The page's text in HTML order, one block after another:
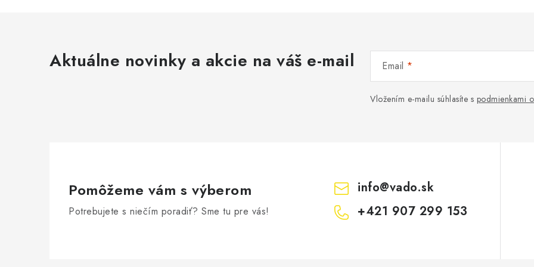
c
y
Aktuálne novinky a akcie na váš e-mail Email
Vložením e-mailu súhlasíte s podmienkami
Pomôžeme vám s výberom
Potrebujete s niečím poradiť? Sme tu pre vás!
info@vado.sk
+421 907 299 153